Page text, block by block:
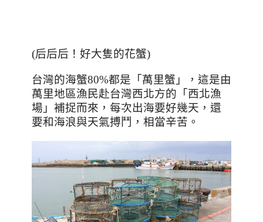
(后后后！好大隻的花蟹)
台灣的海蟹80%都是「萬里蟹」，這是由
萬里地區漁民赴台灣西北方的「西北漁
場」補捉而來，每次出海要好幾天，還
要和海浪與天氣搏鬥，相當辛苦。